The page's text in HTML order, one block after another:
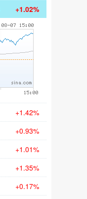
+1.02%
+1.42%
+0.93%
+1.01%
+1.35%
+0.17%